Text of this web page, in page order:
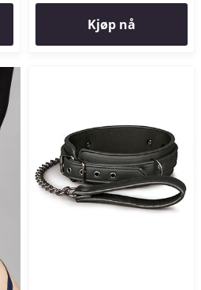
Kjøp nå